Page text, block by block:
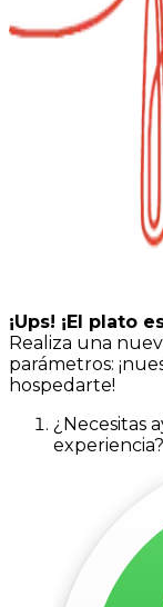
¡Ups! ¡El plato
Realiza una
parámetros:
hospedarte!
¿Necesitas